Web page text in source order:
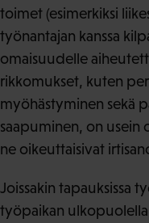
toimet (esimerkiksi
työnantajan kanssa
omaisuudelle
rikkomukset, kuten
myöhästyminen sekä
saapuminen, on usein
ne oikeuttaisivat
Joissakin tapauksissa
työpaikan